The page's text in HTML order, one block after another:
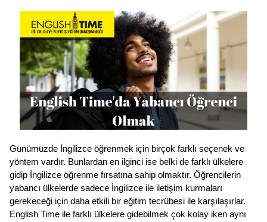
Günümüzde İngilizce öğrenmek için birçok farklı seçenek ve
yöntem vardır. Bunlardan en ilginci ise belki de farklı ülkelere
gidip İngilizce öğrenme fırsatına sahip olmaktır. Öğrencilerin
yabancı ülkelerde sadece İngilizce ile iletişim kurmaları
gerekeceği için daha etkili bir eğitim tecrübesi ile karşılaşırlar.
English Time ile farklı ülkelere gidebilmek çok kolay iken aynı